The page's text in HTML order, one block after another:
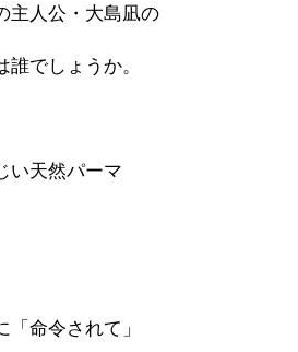
主人公・大島凪の
でしょうか。
い天然パーマ
「命令されて」